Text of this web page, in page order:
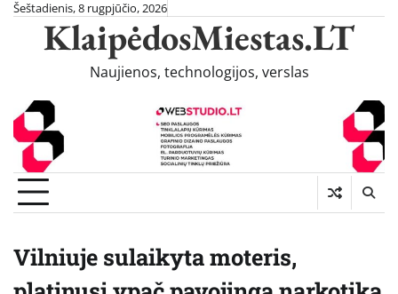
Skip
content
Šeštadienis, 8 rugpjūčio, 2026
KlaipėdosMiestas.LT
Naujienos, technologijos, verslas
Vilniuje sulaikyta moteris,